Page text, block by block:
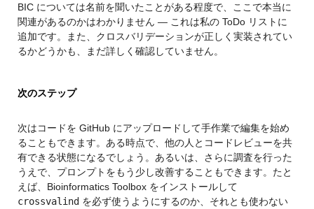
BIC については名前を聞いたことがある程度で、ここで本当に
関連があるのかはわかりません ― これは私の ToDo リストに
追加です。また、クロスバリデーションが正しく実装されてい
るかどうかも、まだ詳しく確認していません。
次のステップ
次はコードを GitHub にアップロードして手作業で編集を始め
ることもできます。ある時点で、他の人とコードレビューを共
有できる状態になるでしょう。あるいは、さらに調査を行った
うえで、プロンプトをもう少し改善することもできます。たと
crossvalind を必ず使うようにするのか、それとも使わない